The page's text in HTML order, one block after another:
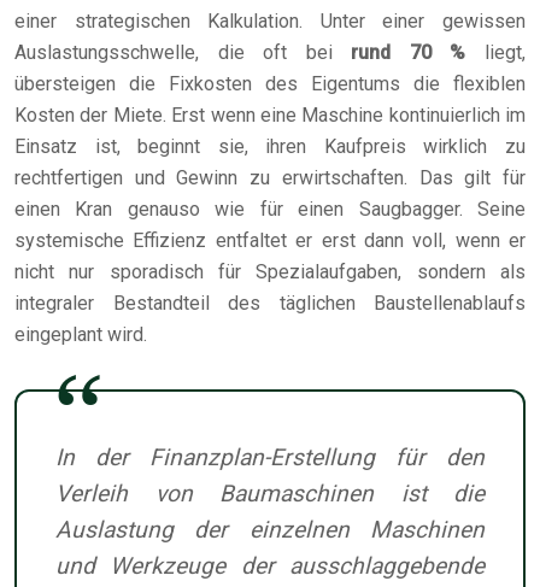
einer strategischen Kalkulation. Unter einer gewissen
Auslastungsschwelle, die oft bei rund 70 % liegt,
übersteigen die Fixkosten des Eigentums die flexiblen
Kosten der Miete. Erst wenn eine Maschine kontinuierlich im
Einsatz ist, beginnt sie, ihren Kaufpreis wirklich zu
rechtfertigen und Gewinn zu erwirtschaften. Das gilt für
einen Kran genauso wie für einen Saugbagger. Seine
systemische Effizienz entfaltet er erst dann voll, wenn er
nicht nur sporadisch für Spezialaufgaben, sondern als
integraler Bestandteil des täglichen Baustellenablaufs
eingeplant wird.
In der Finanzplan-Erstellung für den
Verleih von Baumaschinen ist die
Auslastung der einzelnen Maschinen
und Werkzeuge der ausschlaggebende